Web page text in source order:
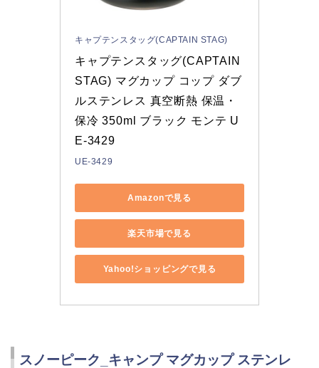
キャプテンスタッグ(CAPTAIN STAG)
キャプテンスタッグ(CAPTAIN
STAG) マグカップ コップ ダブ
ルステンレス 真空断熱 保温・
保冷 350ml ブラック モンテ U
E-3429
UE-3429
Amazonで見る
楽天市場で見る
Yahoo!ショッピングで見る
スノーピーク_キャンプ マグカップ ステンレ